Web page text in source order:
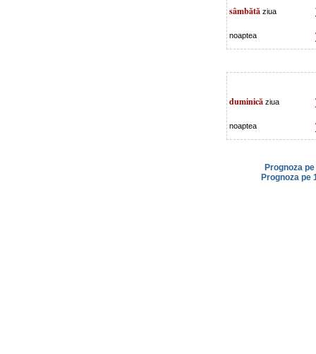
sâmbătă ziua
noaptea
duminică ziua
noaptea
Prognoza
Prognoza pe